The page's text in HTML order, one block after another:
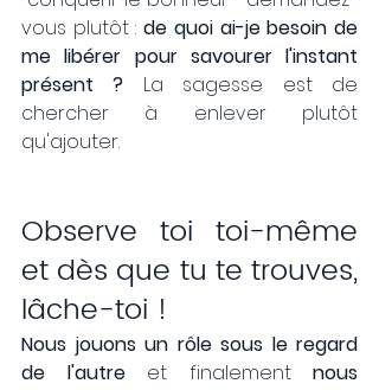
vous plutôt : de quoi ai-je besoin de
me libérer pour savourer l'instant
présent ? La sagesse est de
chercher à enlever plutôt
qu'ajouter.
Observe toi toi-même
et dès que tu te trouves,
lâche-toi !
Nous jouons un rôle sous le regard
de l'autre et finalement nous